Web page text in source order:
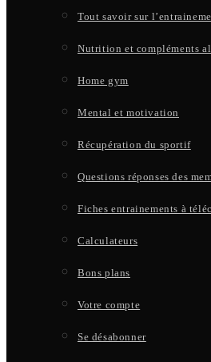
Tout savoir sur
Nutrition et compléments
Home gym
Mental et motivation
Récupération du sportif
Questions réponses des
Fiches entrainements à
Calculateurs
Bons plans
Votre compte
Se désabonner